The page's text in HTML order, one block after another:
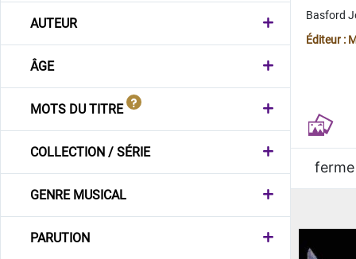
AUTEUR
ÂGE
MOTS DU TITRE
COLLECTION / SÉRIE
GENRE MUSICAL
PARUTION
Basford
Éditeur :
ferme